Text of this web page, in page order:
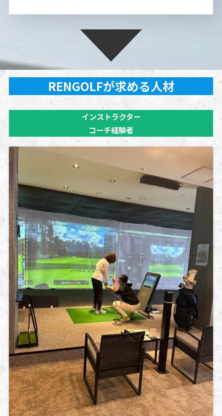
RENGOLFが求める人材
インストラクター
コーチ経験者